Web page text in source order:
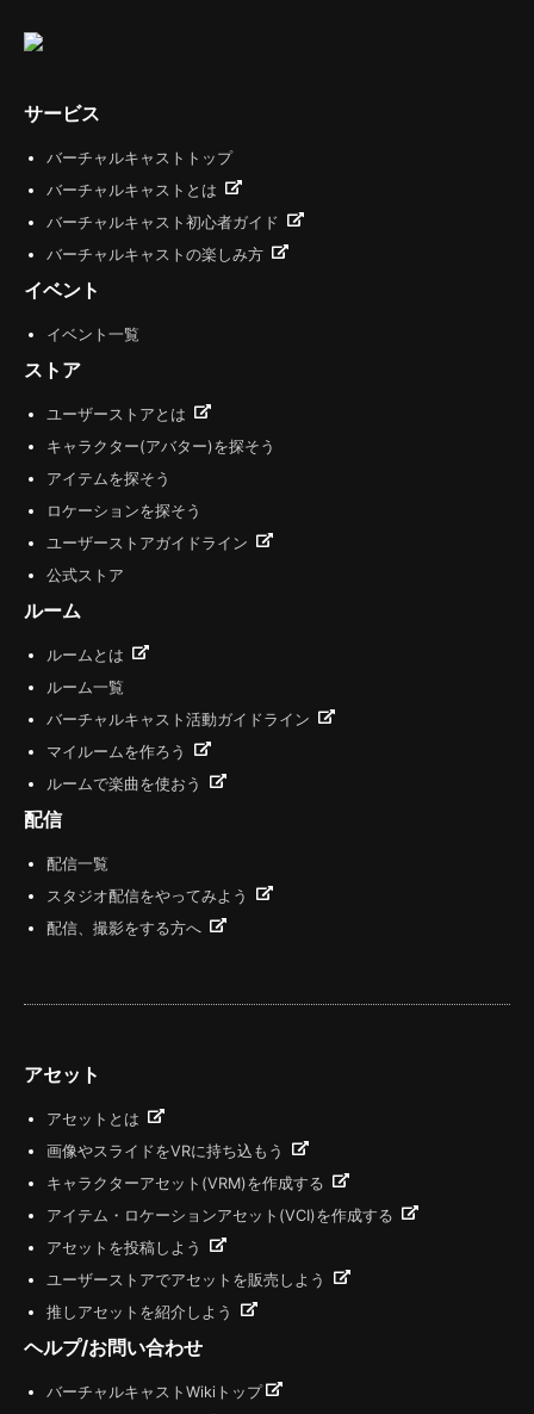
サービス
バーチャルキャストトップ
バーチャルキャストとは
バーチャルキャスト初心者ガイド
バーチャルキャストの楽しみ方
イベント
イベント一覧
ストア
ユーザーストアとは
キャラクター(アバター)を探そう
アイテムを探そう
ロケーションを探そう
ユーザーストアガイドライン
公式ストア
ルーム
ルームとは
ルーム一覧
バーチャルキャスト活動ガイドライン
マイルームを作ろう
ルームで楽曲を使おう
配信
配信一覧
スタジオ配信をやってみよう
配信、撮影をする方へ
アセット
アセットとは
画像やスライドをVRに持ち込もう
キャラクターアセット(VRM)を作成する
アイテム・ロケーションアセット(VCI)を作成する
アセットを投稿しよう
ユーザーストアでアセットを販売しよう
推しアセットを紹介しよう
ヘルプ/お問い合わせ
バーチャルキャストWikiトップ